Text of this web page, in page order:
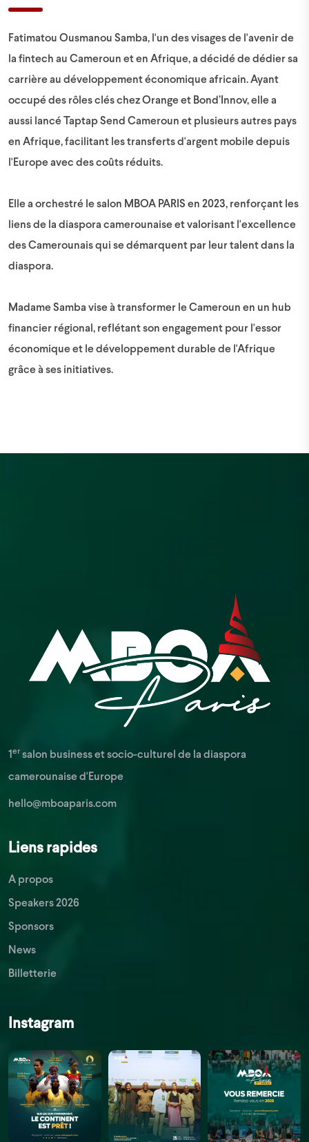
Fatimatou Ousmanou Samba, l'un des visages de l'avenir de
la fintech au Cameroun et en Afrique, a décidé de dédier sa
carrière au développement économique africain. Ayant
occupé des rôles clés chez Orange et Bond’Innov, elle a
aussi lancé Taptap Send Cameroun et plusieurs autres pays
en Afrique, facilitant les transferts d'argent mobile depuis
l'Europe avec des coûts réduits.
Elle a orchestré le salon MBOA PARIS en 2023, renforçant les
liens de la diaspora camerounaise et valorisant l'excellence
des Camerounais qui se démarquent par leur talent dans la
diaspora.
Madame Samba vise à transformer le Cameroun en un hub
financier régional, reflétant son engagement pour l'essor
économique et le développement durable de l'Afrique
grâce à ses initiatives.
1 er salon business et socio-culturel de la diaspora
camerounaise d'Europe
hello@mboaparis.com
Liens rapides
A propos
Speakers 2026
Sponsors
News
Billetterie
Instagram